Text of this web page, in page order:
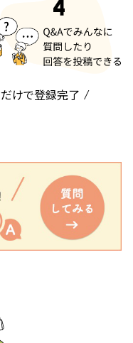
だけで登録完了